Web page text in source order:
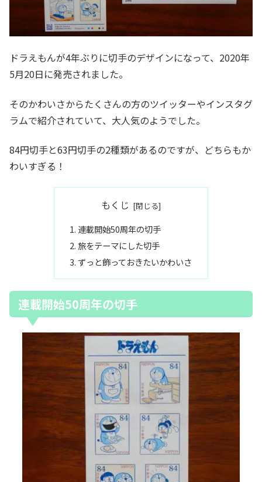
ドラえもんが4年ぶりに切手のデザインになって、2020年
5月20日に発売されました。
そのかわいさからたくさんの方のツイッターやインスタグ
ラムで紹介されていて、大人気のようでした。
84円切手と63円切手の2種類があるのですが、どちらもか
わいすぎる！
もくじ
連載開始50周年の切手
旅をテーマにした切手
ずっと飾っておきたいかわいさ
連載開始50周年の切手